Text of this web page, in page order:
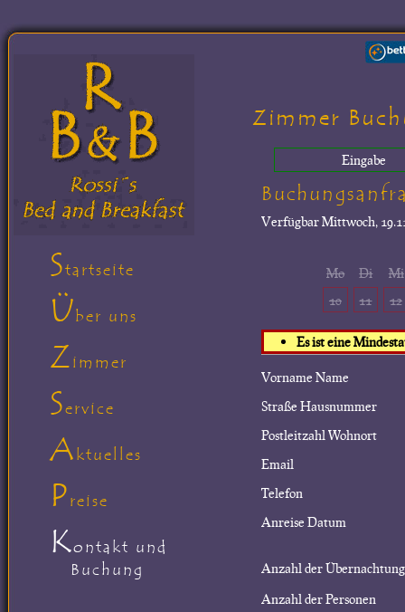
Zimmer
Eingabe
VerfügbarMittwoch,
Mo
10
Di
11
Mi
12
Es ist eine
Vorname Name
Straße Hausnummer
Postleitzahl Wohnort
Email
Telefon
Anreise Datum
Anzahl der
Anzahl der Personen
Startseite
Über uns
Zimmer
Service
Aktuelles
Preise
Kontakt und
Buchung